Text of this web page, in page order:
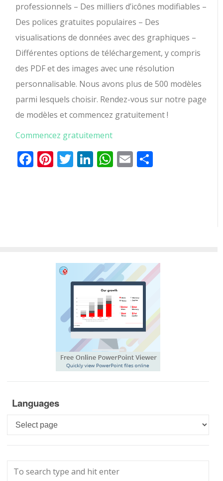
professionnels – Des milliers d’icônes modifiables –
Des polices gratuites populaires – Des
visualisations de données avec des graphiques –
Différentes options de téléchargement, y compris
des PDF et des images avec une résolution
personnalisable. Nous avons plus de 500 modèles
parmi lesquels choisir. Rendez-vous sur notre page
de modèles et commencez gratuitement !
Commencez gratuitement
Facebook
Pinterest
Twitter
LinkedIn
WhatsApp
Email
Languages
Languages